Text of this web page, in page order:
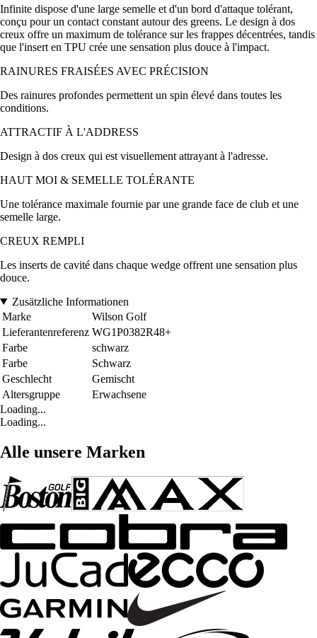
Infinite dispose d'une large semelle et d'un bord d'attaque tolérant,
conçu pour un contact constant autour des greens. Le design à dos
creux offre un maximum de tolérance sur les frappes décentrées, tandis
que l'insert en TPU crée une sensation plus douce à l'impact.
RAINURES FRAISÉES AVEC PRÉCISION
Des rainures profondes permettent un spin élevé dans toutes les
conditions.
ATTRACTIF À L'ADDRESS
Design à dos creux qui est visuellement attrayant à l'adresse.
HAUT MOI & SEMELLE TOLÉRANTE
Une tolérance maximale fournie par une grande face de club et une
semelle large.
CREUX REMPLI
Les inserts de cavité dans chaque wedge offrent une sensation plus
douce.
Zusätzliche Informationen
Marke
Wilson Golf
Lieferantenreferenz WG1P0382R48+
Farbe
schwarz
Farbe
Schwarz
Geschlecht
Gemischt
Altersgruppe
Erwachsene
Loading...
Loading...
Alle unsere Marken